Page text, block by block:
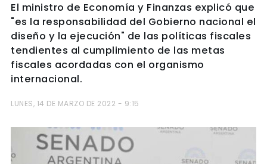
El ministro de Economía y Finanzas explicó que
"es la responsabilidad del Gobierno nacional el
diseño y la ejecución" de las políticas fiscales
tendientes al cumplimiento de las metas
fiscales acordadas con el organismo
internacional.
LUNES, 14 DE MARZO DE 2022 - 9:15